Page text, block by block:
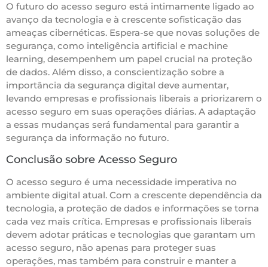
O futuro do acesso seguro está intimamente ligado ao
avanço da tecnologia e à crescente sofisticação das
ameaças cibernéticas. Espera-se que novas soluções de
segurança, como inteligência artificial e machine
learning, desempenhem um papel crucial na proteção
de dados. Além disso, a conscientização sobre a
importância da segurança digital deve aumentar,
levando empresas e profissionais liberais a priorizarem o
acesso seguro em suas operações diárias. A adaptação
a essas mudanças será fundamental para garantir a
segurança da informação no futuro.
Conclusão sobre Acesso Seguro
O acesso seguro é uma necessidade imperativa no
ambiente digital atual. Com a crescente dependência da
tecnologia, a proteção de dados e informações se torna
cada vez mais crítica. Empresas e profissionais liberais
devem adotar práticas e tecnologias que garantam um
acesso seguro, não apenas para proteger suas
operações, mas também para construir e manter a